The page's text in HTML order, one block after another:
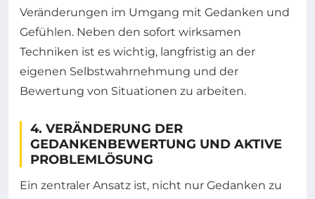
Veränderungen im Umgang mit Gedanken und
Gefühlen. Neben den sofort wirksamen
Techniken ist es wichtig, langfristig an der
eigenen Selbstwahrnehmung und der
Bewertung von Situationen zu arbeiten.
4. VERÄNDERUNG DER
GEDANKENBEWERTUNG UND AKTIVE
PROBLEMLÖSUNG
Ein zentraler Ansatz ist, nicht nur Gedanken zu